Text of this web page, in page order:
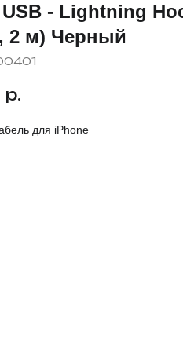
- Lightning
2 м) Черный
р.
для iPhone